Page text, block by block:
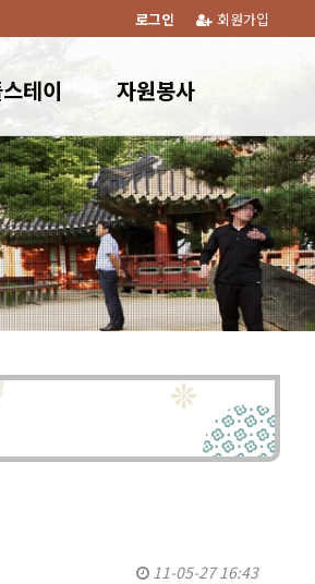
회원가입
로그인
테이 자원봉사
11-05-27 16:43